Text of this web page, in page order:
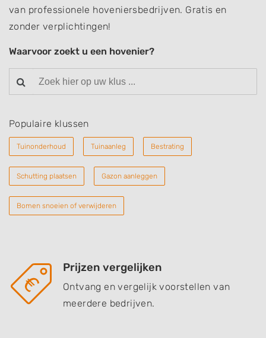
van professionele hoveniersbedrijven. Gratis en
zonder verplichtingen!
Waarvoor zoekt u een hovenier?
Populaire klussen
Tuinonderhoud Tuinaanleg Bestrating
Schutting plaatsen Gazon aanleggen
Bomen snoeien of verwijderen
Prijzen vergelijken
Ontvang en vergelijk voorstellen van
meerdere bedrijven.